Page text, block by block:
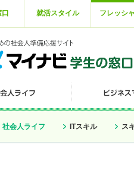
就活スタイル フレッシ
社会人ライフ ITスキル ス